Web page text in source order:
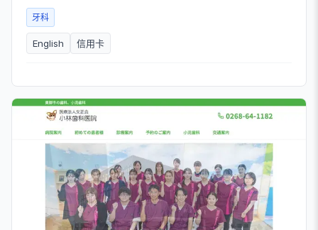
牙科
English 信用卡